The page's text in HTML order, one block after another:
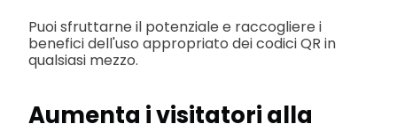
Puoi sfruttarne il potenziale e raccogliere i
benefici dell'uso appropriato dei codici QR in
qualsiasi mezzo.
Aumenta i visitatori alla